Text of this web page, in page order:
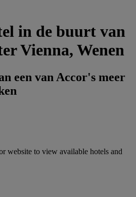
in de buurt van
Vienna, Wenen
een van Accor's meer
website to view available hotels and